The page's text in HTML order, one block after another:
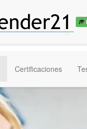
Certificaciones